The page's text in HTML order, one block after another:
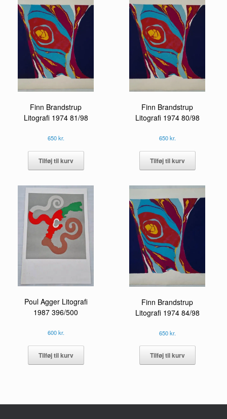
Finn Brandstrup
Litografi 1974 81/98
650kr.
Tilføj til kurv
Finn Brandstrup
Litografi 1974 80/98
650kr.
Tilføj til kurv
Poul Agger Litografi
1987 396/500
600kr.
Tilføj til kurv
Finn Brandstrup
Litografi 1974 84/98
650kr.
Tilføj til kurv